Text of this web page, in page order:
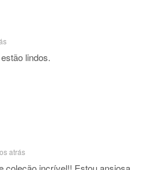
lindos.
atrás